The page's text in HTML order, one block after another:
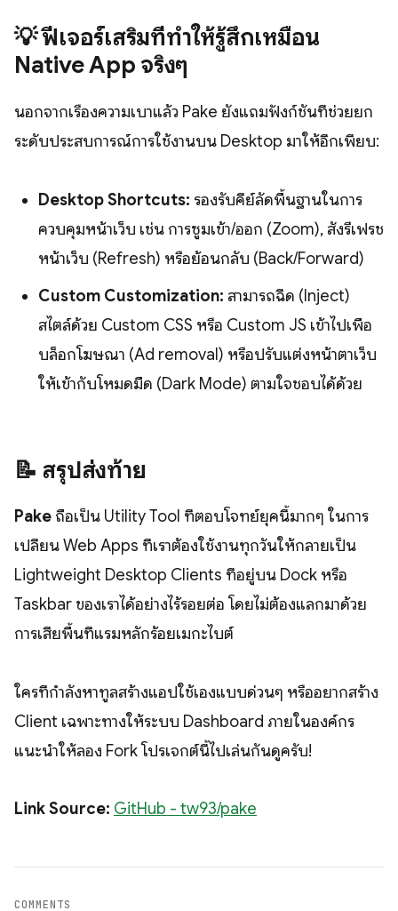
💡 ฟีเจอร์เสริมที่ทำให้รู้สึกเหมือน
Native App จริงๆ
นอกจากเรื่องความเบาแล้ว Pake ยังแถมฟังก์ชันที่ช่วยยก
ระดับประสบการณ์การใช้งานบน Desktop มาให้อีกเพียบ:
Desktop Shortcuts: รองรับคีย์ลัดพื้นฐานในการ
ควบคุมหน้าเว็บ เช่น การซูมเข้า/ออก (Zoom), สั่งรีเฟรช
หน้าเว็บ (Refresh) หรือย้อนกลับ (Back/Forward)
Custom Customization: สามารถฉีด (Inject)
สไตล์ด้วย Custom CSS หรือ Custom JS เข้าไปเพื่อ
บล็อกโฆษณา (Ad removal) หรือปรับแต่งหน้าตาเว็บ
ให้เข้ากับโหมดมืด (Dark Mode) ตามใจชอบได้ด้วย
📝 สรุปส่งท้าย
Pake ถือเป็น Utility Tool ที่ตอบโจทย์ยุคนี้มากๆ ในการ
เปลี่ยน Web Apps ที่เราต้องใช้งานทุกวันให้กลายเป็น
Lightweight Desktop Clients ที่อยู่บน Dock หรือ
Taskbar ของเราได้อย่างไร้รอยต่อ โดยไม่ต้องแลกมาด้วย
การเสียพื้นที่แรมหลักร้อยเมกะไบต์
ใครที่กำลังหาทูลสร้างแอปใช้เองแบบด่วนๆ หรืออยากสร้าง
Client เฉพาะทางให้ระบบ Dashboard ภายในองค์กร
แนะนำให้ลอง Fork โปรเจกต์นี้ไปเล่นกันดูครับ!
Link Source: GitHub - tw93/pake
COMMENTS